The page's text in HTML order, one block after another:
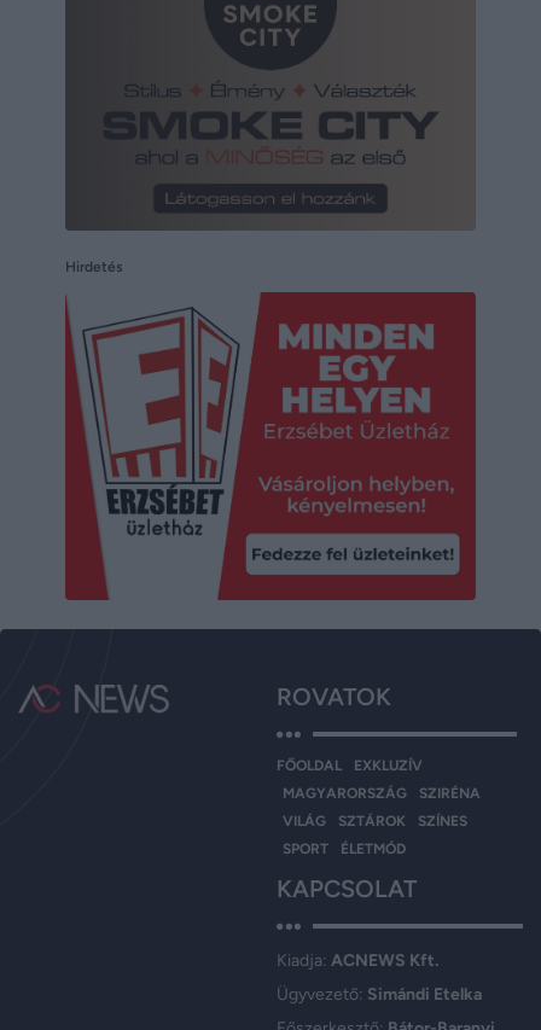
Hirdetés
ROVATOK
FŐOLDAL
EXKLUZÍV
MAGYARORSZÁG
SZIRÉNA
VILÁG
SZTÁROK
SZÍNES
SPORT
ÉLETMÓD
KAPCSOLAT
Kiadja: ACNEWS Kft.
Ügyvezető: Simándi Etelka